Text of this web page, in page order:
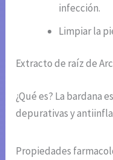
infección.
Limpiar la
Extracto de raíz de
¿Qué es? La bardana
depurativas y
Propiedades